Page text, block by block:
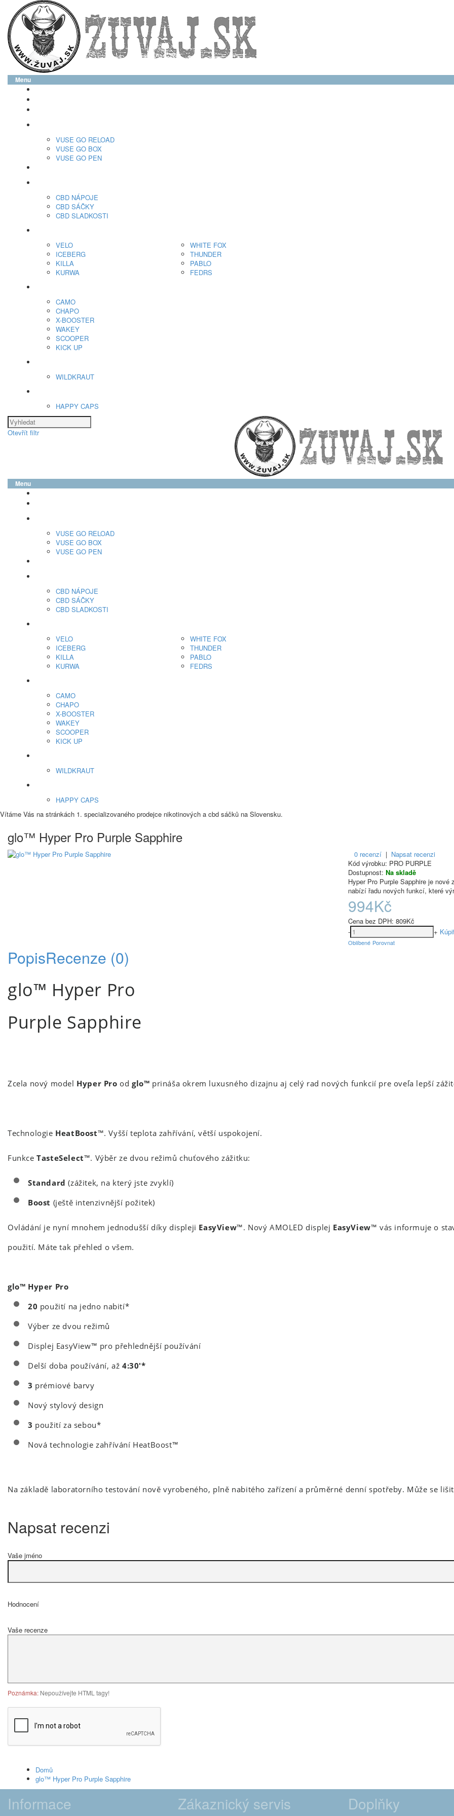
Menu
VUSE GO RELOAD
VUSE GO BOX
VUSE GO PEN
CBD NÁPOJE
CBD SÁČKY
CBD SLADKOSTI
VELO
ICEBERG
KILLA
KURWA
WHITE FOX
THUNDER
PABLO
FEDRS
CAMO
CHAPO
X-BOOSTER
WAKEY
SCOOPER
KICK UP
WILDKRAUT
HAPPY CAPS
Otevřít filtr
Menu
VUSE GO RELOAD
VUSE GO BOX
VUSE GO PEN
CBD NÁPOJE
CBD SÁČKY
CBD SLADKOSTI
VELO
ICEBERG
KILLA
KURWA
WHITE FOX
THUNDER
PABLO
FEDRS
CAMO
CHAPO
X-BOOSTER
WAKEY
SCOOPER
KICK UP
WILDKRAUT
HAPPY CAPS
Vítáme Vás na stránkách 1. specializovaného prodejce nikotinových a cbd sáčků na Slovensku.
glo™ Hyper Pro Purple Sapphire
0 recenzí | Napsat recenzi
Kód výrobku: PRO PURPLE
Dostupnost: Na skladě
Hyper Pro Purple Sapphire je
nabízí řadu nových funkcí, které
994Kč
Cena bez DPH: 809Kč
-
+
Oblíbené Porovnat
PopisRecenze (0)
glo™ Hyper Pro
Purple Sapphire
Zcela nový model Hyper Pro odglo™ prináša okrem luxusného dizajnu aj celý rad nových funkcií pre oveľa lepší
Technologie HeatBoost™. Vyšší teplota zahřívání, větší uspokojení.
FunkceTasteSelect™. Výběr ze dvou režimů chuťového zážitku:
Standard(zážitek, na který jste zvyklí)
Boost (ještě intenzivnější požitek)
Ovládání je nyní mnohem jednodušší díky displeji EasyView™. Nový AMOLED displej EasyView™ vás informuje o
použití. Máte tak přehled o všem.
glo™ Hyper Pro
20 použití na jedno nabití*
Výber ze dvou režimů
Displej EasyView™ pro přehlednější používání
Delší doba používání, až 4:30'*
3 prémiové barvy
Nový stylový design
3 použití za sebou*
Nová technologie zahřívání HeatBoost™
Na základě laboratorního testování nově vyrobeného, plně nabitého zařízení a průměrné denní spotřeby. Může se
Napsat recenzi
Vaše jméno
Hodnocení
Vaše recenze
Poznámka: Nepoužívejte HTML tagy!
Domů
glo™ Hyper Pro Purple Sapphire
Informace Zákaznický servis Doplňky